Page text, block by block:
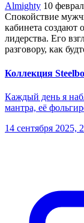
Almighty 10
Спокойствие
кабинета
лидерства. Его
разговору, как
Коллекция
Каждый день я
мантра, её
14 сентября 2025,